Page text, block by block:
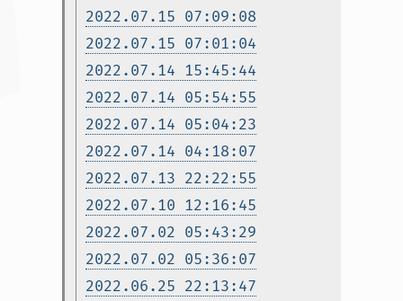
2022.07.15 07:09:08
2022.07.15 07:01:04
2022.07.14 15:45:44
2022.07.14 05:54:55
2022.07.14 05:04:23
2022.07.14 04:18:07
2022.07.13 22:22:55
2022.07.10 12:16:45
2022.07.02 05:43:29
2022.07.02 05:36:07
2022.06.25 22:13:47